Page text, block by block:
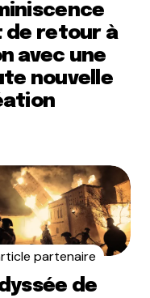
de retour à
avec une
nouvelle
partenaire
de